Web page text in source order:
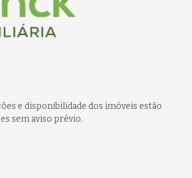
e disponibilidade dos imóveis estão
sem aviso prévio.